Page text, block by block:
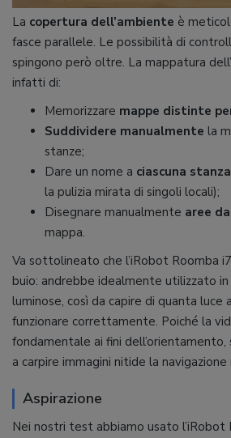
La copertura dell’ambiente è
fasce parallele. Le possibilità di
spingono però oltre. La mappatura
infatti di:
Memorizzare mappe distinte
Suddividere manualmente la
stanze;
Dare un nome a ciascuna stanza
la pulizia mirata di singoli locali);
Disegnare manualmente aree
mappa.
Va sottolineato che l’iRobot Roomba
buio: andrebbe idealmente utilizzato
luminose, così da capire di quanta luce
funzionare correttamente. Poiché la
fondamentale ai fini dell’orientamento,
a carpire immagini nitide la
Aspirazione
Nei nostri test abbiamo usato l’iRobot